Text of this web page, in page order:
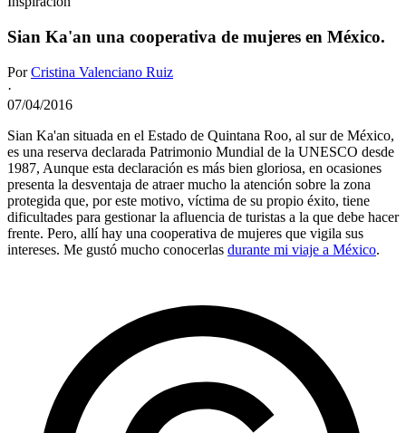
Sian Ka'an una cooperativa de mujeres en México.
PorCristina Valenciano Ruiz
·
07/04/2016
Sian Ka'an situada en el Estado de Quintana Roo, al sur de México,
es una reserva declarada Patrimonio Mundial de la UNESCO desde
1987, Aunque esta declaración es más bien gloriosa, en ocasiones
presenta la desventaja de atraer mucho la atención sobre la zona
protegida que, por este motivo, víctima de su propio éxito, tiene
dificultades para gestionar la afluencia de turistas a la que debe hacer
frente. Pero, allí hay una cooperativa de mujeres que vigila sus
intereses. Me gustó mucho conocerlas durante mi viaje a México.